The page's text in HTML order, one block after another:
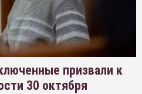
призвали к
30 октября